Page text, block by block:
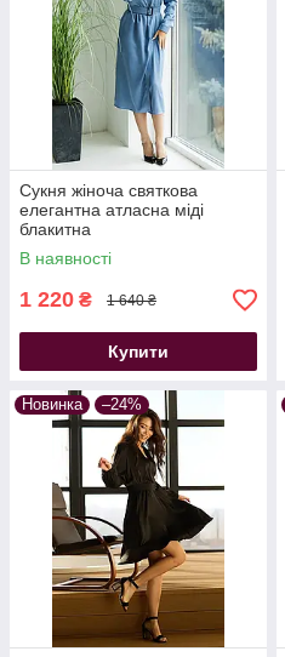
Сукня жіноча святкова
елегантна атласна міді
блакитна
В наявності
1 220 ₴ 1 640 ₴
Купити
Новинка –24%